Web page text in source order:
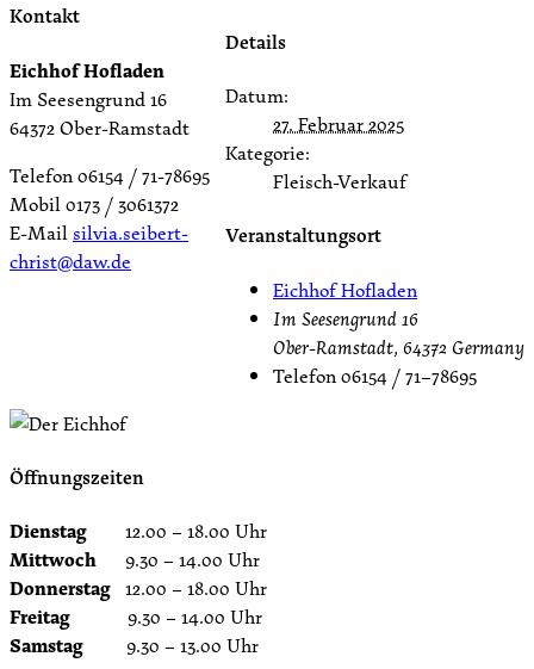
Details
Datum:
27. Februar 2025
Kategorie:
Fleisch-Verkauf
Veranstaltungsort
Eichhof Hofladen
Im Seesengrund 16
Ober-Ramstadt, 64372 Germany
Telefon06154 / 71–78695
Kontakt
Eichhof Hofladen
Im Seesengrund 16
64372 Ober-Ramstadt
Telefon 06154 / 71-78695
Mobil 0173 / 3061372
E-Mailsilvia.seibert-
christ@daw.de
Öffnungszeiten
Dienstag 12.00 – 18.00 Uhr
Mittwoch 9.30 – 14.00 Uhr
Donnerstag 12.00 – 18.00 Uhr
Freitag 9.30 – 14.00 Uhr
Samstag 9.30 – 13.00 Uhr